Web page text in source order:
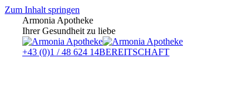
Zum Inhalt springen
Armonia Apotheke
Ihrer Gesundheit zu liebe
+43 (0)1 / 48 624 14BEREITSCHAFT